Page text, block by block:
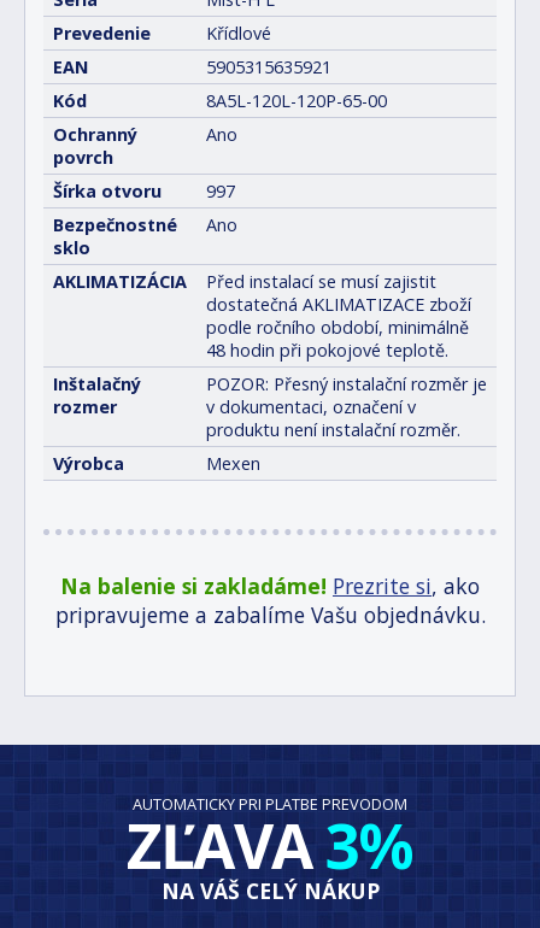
Prevedenie
Křídlové
EAN
5905315635921
Kód
8A5L-120L-120P-65-00
Ochranný
povrch
Ano
Šírka otvoru
997
Bezpečnostné
sklo
Ano
AKLIMATIZÁCIA
Před instalací se musí zajistit
dostatečná AKLIMATIZACE zboží
podle ročního období, minimálně
48 hodin při pokojové teplotě.
Inštalačný
rozmer
POZOR: Přesný instalační rozměr je
v dokumentaci, označení v
produktu není instalační rozměr.
Výrobca
Mexen
Na balenie si zakladáme! Prezrite si, ako
pripravujeme a zabalíme Vašu objednávku.
AUTOMATICKY PRI PLATBE PREVODOM
ZĽAVA3%
NA VÁŠ CELÝ NÁKUP